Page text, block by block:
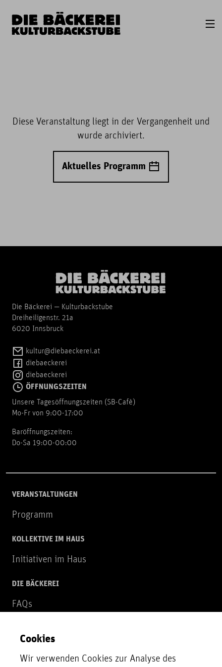
Diese Veranstaltung liegt in der Vergangenheit und
wurde archiviert.
Aktuelles Programm
Die Bäckerei — Kulturbackstube
Dreiheiligenstr. 21a
6020 Innsbruck
kultur@diebaeckerei.at
diebaeckerei
diebaeckerei
ÖFFNUNGSZEITEN
Unsere Tagesöffnungszeiten (SB-Cafè)
Mo-Fr von 9:00-17:00
Baröffnungszeiten:
Do-Sa 19:00-00:00
VERANSTALTUNGEN
Programm
KOLLEKTIVE IM HAUS
Initiativen im Haus
DIE BÄCKEREI
FAQs
NEWSLETTER
Zur Newsletter Anmeldung
Cookies
Wir verwenden Cookies zur Analyse des